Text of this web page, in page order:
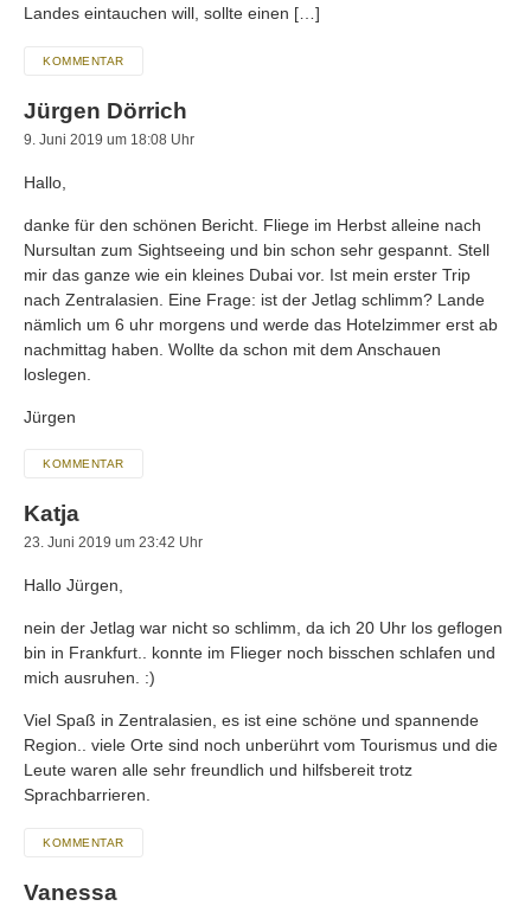
Landes eintauchen will, sollte einen […]
KOMMENTAR
Jürgen Dörrich
9. Juni 2019 um 18:08 Uhr
Hallo,
danke für den schönen Bericht. Fliege im Herbst alleine nach
Nursultan zum Sightseeing und bin schon sehr gespannt. Stell
mir das ganze wie ein kleines Dubai vor. Ist mein erster Trip
nach Zentralasien. Eine Frage: ist der Jetlag schlimm? Lande
nämlich um 6 uhr morgens und werde das Hotelzimmer erst ab
nachmittag haben. Wollte da schon mit dem Anschauen
loslegen.
Jürgen
KOMMENTAR
Katja
23. Juni 2019 um 23:42 Uhr
Hallo Jürgen,
nein der Jetlag war nicht so schlimm, da ich 20 Uhr los geflogen
bin in Frankfurt.. konnte im Flieger noch bisschen schlafen und
mich ausruhen. :)
Viel Spaß in Zentralasien, es ist eine schöne und spannende
Region.. viele Orte sind noch unberührt vom Tourismus und die
Leute waren alle sehr freundlich und hilfsbereit trotz
Sprachbarrieren.
KOMMENTAR
Vanessa